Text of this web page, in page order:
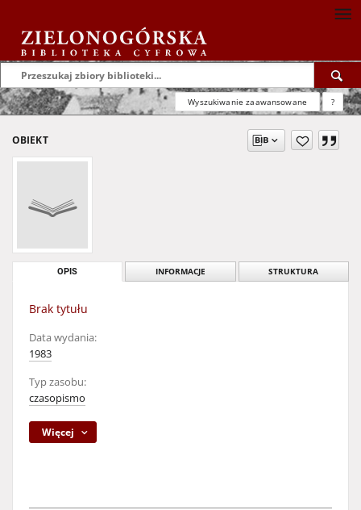
Wyszukiwanie zaawansowane ?
OBIEKT
OPIS INFORMACJE STRUKTURA
Brak tytułu
Data wydania:
1983
Typ zasobu:
czasopismo
Więcej